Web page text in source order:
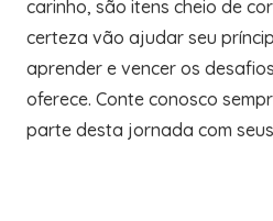
carinho, são itens cheio de
certeza vão ajudar seu
aprender e vencer os
oferece. Conte conosco
parte desta jornada com